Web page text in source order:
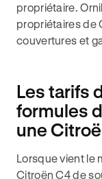
propriétaire.
propriétaires de
couvertures et
Les tarifs
formules
une
Lorsque vient le
Citroën C4 de